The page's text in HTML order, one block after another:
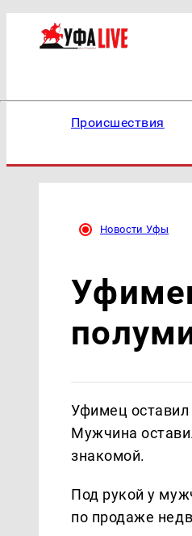
Происшествия
Новости Уфы
Уфимец оставил
Мужчина
знакомой.
Под рукой у
по продаже